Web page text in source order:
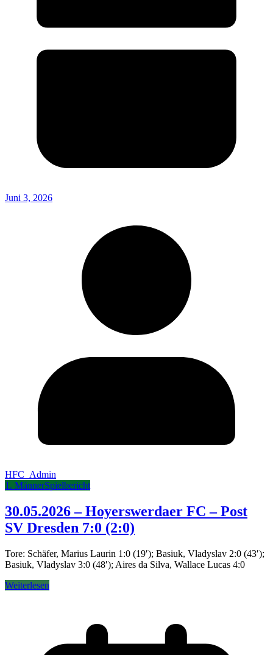
Juni 3, 2026
HFC_Admin
1. MännerSpielbericht
30.05.2026 – Hoyerswerdaer FC – Post
SV Dresden 7:0 (2:0)
Tore: Schäfer, Marius Laurin 1:0 (19′); Basiuk, Vladyslav 2:0 (43′);
Basiuk, Vladyslav 3:0 (48′); Aires da Silva, Wallace Lucas 4:0
Weiterlesen